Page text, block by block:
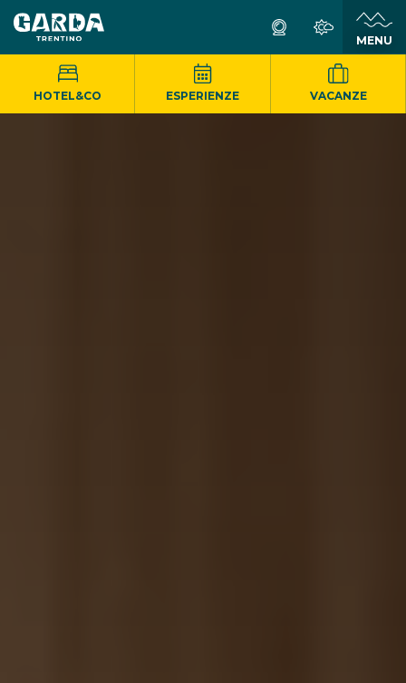
MENU
HOTEL&CO ESPERIENZE VACANZE